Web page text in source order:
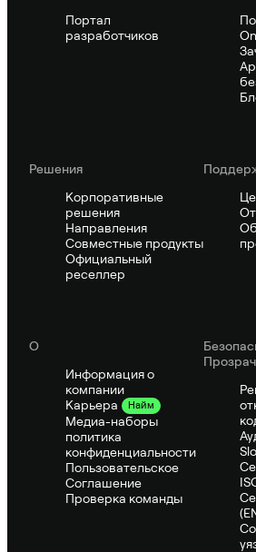
Портал
разработчиков
Решения
Корпоративные
решения
Направления
Совместные продукты
Официальный
реселлер
О
Информация о
компании
Карьера
Найм
Медиа-наборы
политика
конфиденциальности
Пользовательское
Соглашение
Проверка команды